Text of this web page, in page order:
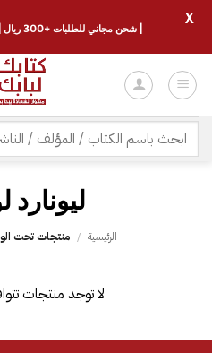
للمحتوى
البحث
عن:
الرئيسية / منتجات تحت
لا توجد منتجات
| شحن مجاني للطلبات +300 ريال | تغليف مجاني للطلبات +150 ريال |
X